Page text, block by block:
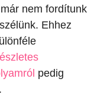
nem fordítunk
Ehhez
pedig